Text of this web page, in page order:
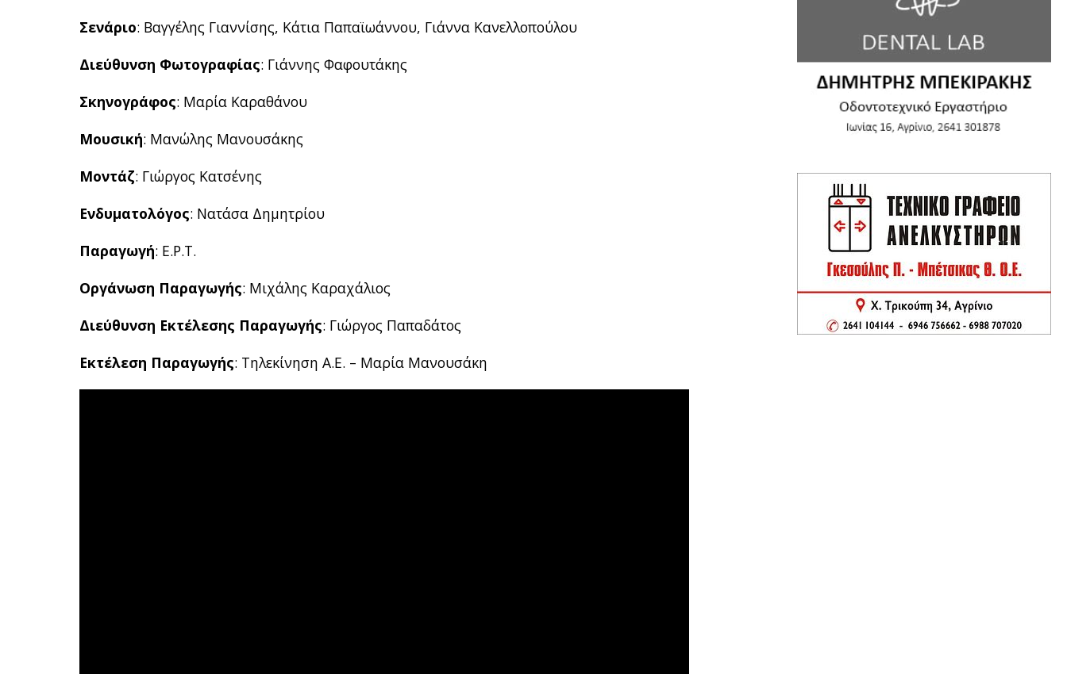
Σενάριο: Βαγγέλης Γιαννίσης, Κάτια Παπαϊωάννου, Γιάννα Κανελλοπούλου
Διεύθυνση Φωτογραφίας: Γιάννης Φαφουτάκης
Σκηνογράφος: Μαρία Καραθάνου
Μουσική: Μανώλης Μανουσάκης
Μοντάζ: Γιώργος Κατσένης
Ενδυματολόγος: Νατάσα Δημητρίου
Παραγωγή: Ε.Ρ.Τ.
Οργάνωση Παραγωγής: Μιχάλης Καραχάλιος
Διεύθυνση Εκτέλεσης Παραγωγής: Γιώργος Παπαδάτος
Εκτέλεση Παραγωγής: Τηλεκίνηση Α.Ε. – Μαρία Μανουσάκη